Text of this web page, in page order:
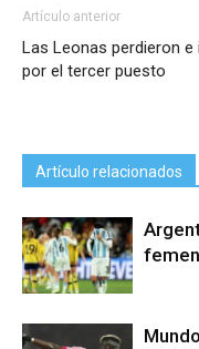
Artículo anterior
Las Leonas perdieron e
por el tercer puesto
Artículo relacionados